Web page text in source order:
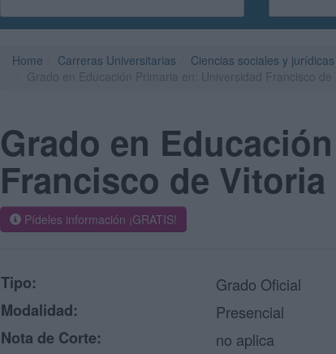
Home Carreras Universitarias Ciencias sociales y jurídicas
Grado en
Francisco de Vitoria
Pídeles información ¡GRATIS!
Tipo:
Grado Oficial
Modalidad:
Presencial
Nota de Corte:
no aplica